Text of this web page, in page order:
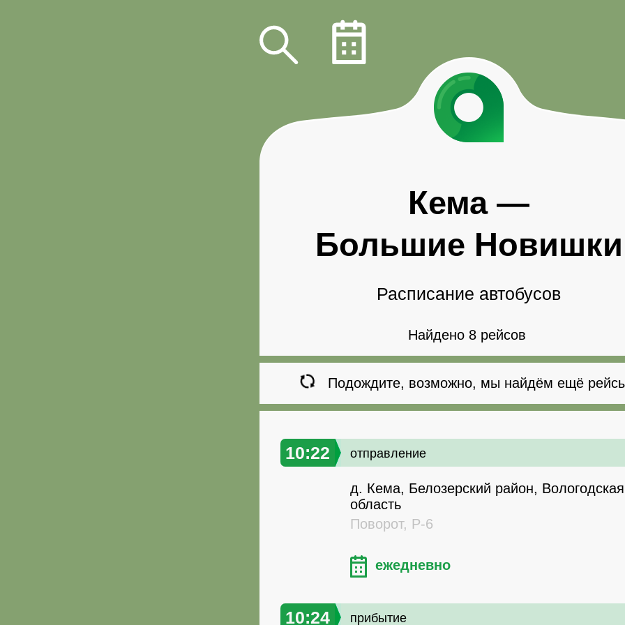
Кема—
Большие Новишки
Расписание автобусов
Найдено 8 рейсов
Подождите, возможно, мы найдём ещё
10:22 отправление
д. Кема, Белозерский район, Вологодская
область
Поворот, Р-6
ежедневно
10:24 прибытие